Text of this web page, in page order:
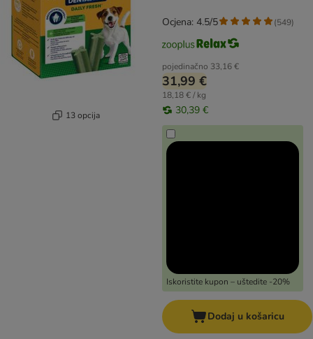
13 opcija
pojedinačno 33,16 €
31,99 €
18,18 € / kg
30,39 €
Iskoristite kupon – uštedite -20%
Ocjena: 4.5/5 (549)
Dodaj u košaricu